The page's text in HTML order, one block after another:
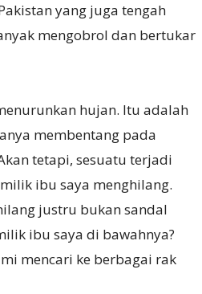
yang juga tengah
mengobrol dan bertukar
hujan. Itu adalah
membentang pada
tetapi, sesuatu terjadi
ibu saya menghilang.
justru bukan sandal
ibu saya di bawahnya?
mencari ke berbagai rak